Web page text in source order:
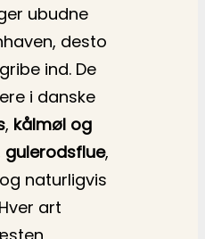
ubudne
desto
ind. De
i danske
, kålmøl og
gulerodsflue,
og naturligvis
art